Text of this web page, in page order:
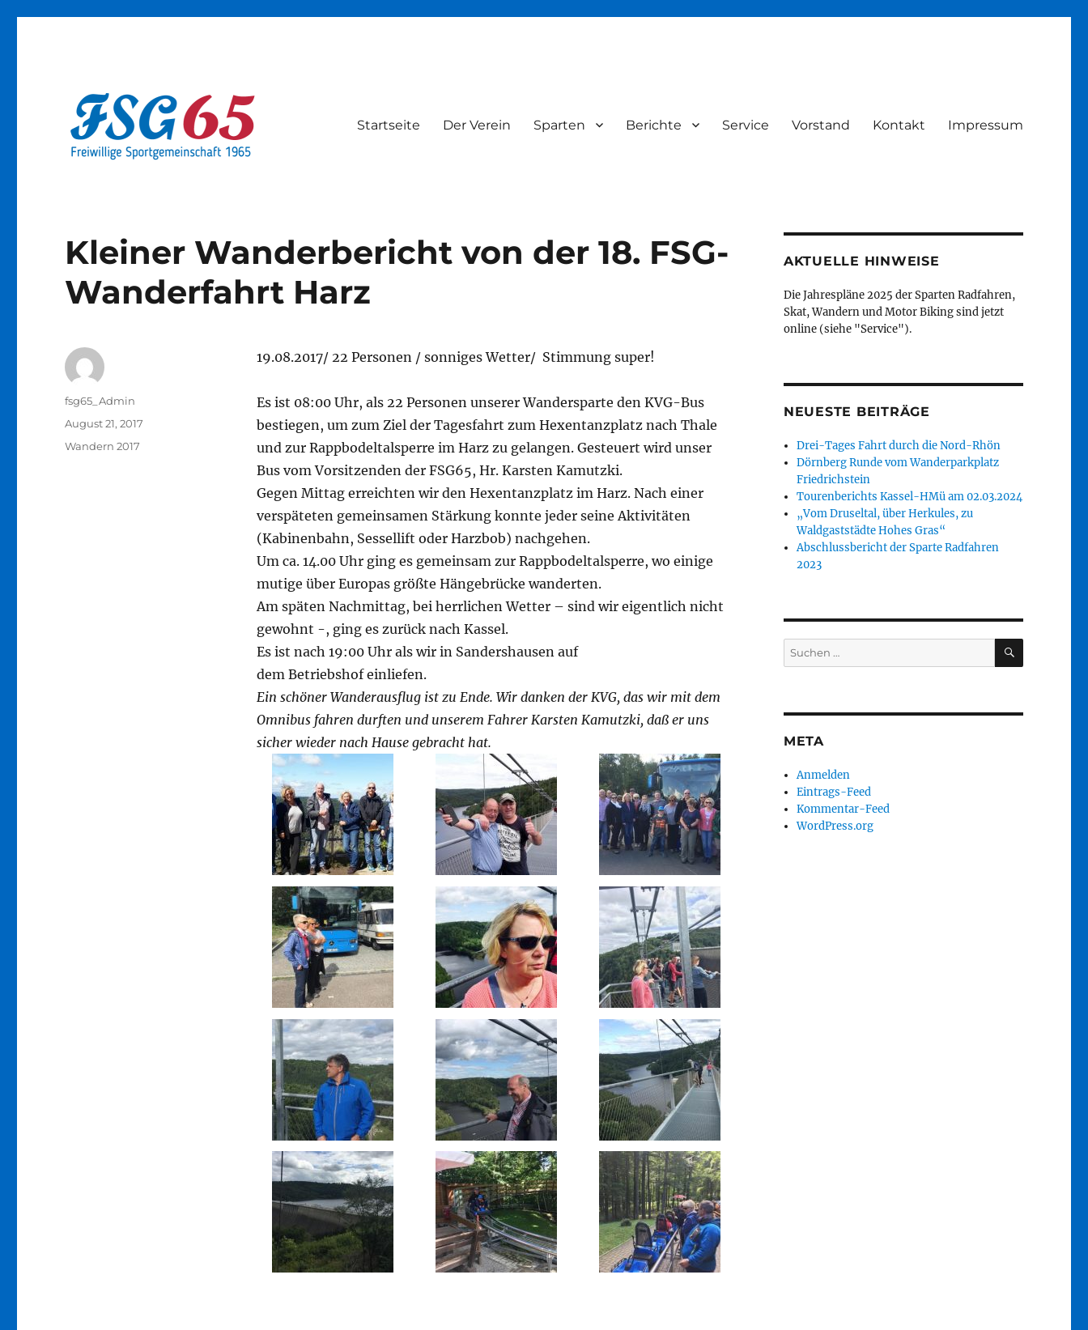
Startseite Der Verein Sparten Berichte Service Vorstand Kontakt Impressum
Kleiner Wanderbericht von der 18. FSG-
Wanderfahrt Harz
19.08.2017/ 22 Personen / sonniges Wetter/ Stimmung super!
Es ist 08:00 Uhr, als 22 Personen unserer Wandersparte den KVG-Bus
bestiegen, um zum Ziel der Tagesfahrt zum Hexentanzplatz nach Thale
und zur Rappbodeltalsperre im Harz zu gelangen. Gesteuert wird unser
Bus vom Vorsitzenden der FSG65, Hr. Karsten Kamutzki.
Gegen Mittag erreichten wir den Hexentanzplatz im Harz. Nach einer
verspäteten gemeinsamen Stärkung konnte jeder seine Aktivitäten
(Kabinenbahn, Sessellift oder Harzbob) nachgehen.
Um ca. 14.00 Uhr ging es gemeinsam zur Rappbodeltalsperre, wo einige
mutige über Europas größte Hängebrücke wanderten.
Am späten Nachmittag, bei herrlichen Wetter – sind wir eigentlich nicht
gewohnt -, ging es zurück nach Kassel.
Es ist nach 19:00 Uhr als wir in Sandershausen auf
dem Betriebshof einliefen.
Ein schöner Wanderausflug ist zu Ende. Wir danken der KVG, das wir mit dem
Omnibus fahren durften und unserem Fahrer Karsten Kamutzki, daß er uns
sicher wieder nach Hause gebracht hat.
Autor
fsg65_Admin
Veröffentlicht
August 21, 2017
Kategorien
Wandern 2017
AKTUELLE HINWEISE
Die Jahrespläne 2025 der Sparten Radfahren,
Skat, Wandern und Motor Biking sind jetzt
online (siehe "Service").
NEUESTE BEITRÄGE
Drei-Tages Fahrt durch die Nord-Rhön
Dörnberg Runde vom Wanderparkplatz
Friedrichstein
Tourenberichts Kassel-HMü am 02.03.2024
„Vom Druseltal, über Herkules, zu
Waldgaststädte Hohes Gras“
Abschlussbericht der Sparte Radfahren
2023
Suche
nach:
SUCHEN
META
Anmelden
Eintrags-Feed
Kommentar-Feed
WordPress.org